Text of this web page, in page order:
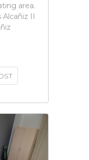
area.
II